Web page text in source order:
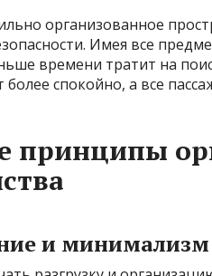
организованное
Имея все
времени тратит на
более спокойно, а все
принципы
и минимализм